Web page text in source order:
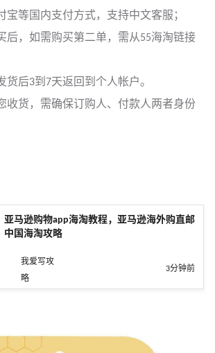
宝等国内支付方式，支持中文客服；
后，如需购买第二单，需从55海淘链接
货后3到7天返回到个人帐户。
收货，需确保订购人、付款人两者身份
亚马逊购物app海淘教程，亚马逊海外购直邮
中国海淘攻略
我爱写攻
略
3分钟前